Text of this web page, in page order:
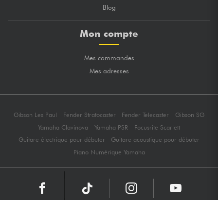
Blog
Mon compte
Mes commandes
Mes adresses
Gibson Les Paul Fender Stratocaster Fender Telecaster
Gibson SG
Yamaha Clavinova
Yamaha PSR
Focusrite Scarlett
Guitare électrique pour débuter
Guitare acoustique pour débuter
Piano Numérique Yamaha